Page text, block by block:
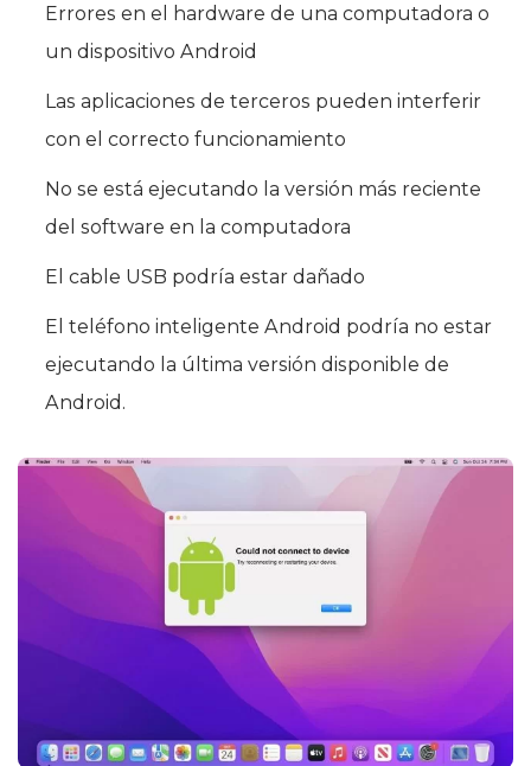
Errores en el hardware de una computadora o
un dispositivo Android
Las aplicaciones de terceros pueden interferir
con el correcto funcionamiento
No se está ejecutando la versión más reciente
del software en la computadora
El cable USB podría estar dañado
El teléfono inteligente Android podría no estar
ejecutando la última versión disponible de
Android.